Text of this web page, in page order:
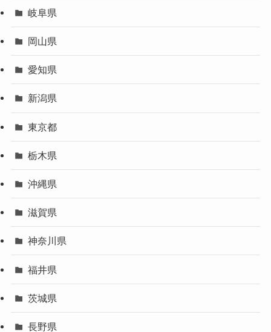
岐阜県
岡山県
愛知県
新潟県
東京都
栃木県
沖縄県
滋賀県
神奈川県
福井県
茨城県
長野県